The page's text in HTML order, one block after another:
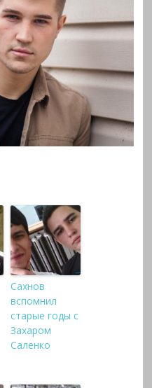
Сахнов
вспомнил
старые годы с
Захаром
Саленко